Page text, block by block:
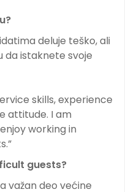
deluje teško, ali
da istaknete svoje
skills, experience
attitude. I am
working in
guests?
važan deo većine